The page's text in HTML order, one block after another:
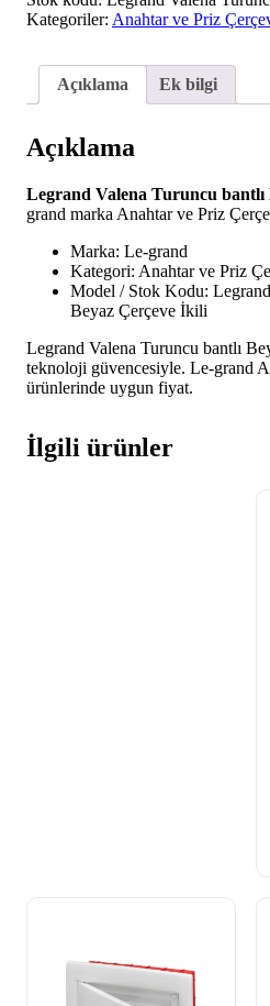
Beyaz
Kategoriler: Anahtar ve Priz
Açıklama Ek bilgi
Açıklama
Legrand Valena Turuncu
grand marka Anahtar ve Priz
Marka: Le-grand
Kategori: Anahtar ve Priz
Model / Stok Kodu:
Beyaz Çerçeve İkili
Legrand Valena Turuncu bantlı
teknoloji güvencesiyle. Le-grand
ürünlerinde uygun fiyat.
İlgili ürünler